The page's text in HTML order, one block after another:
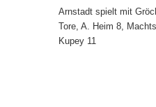
Arnstadt spielt mit
Tore, A. Heim 8,
Kupey 11